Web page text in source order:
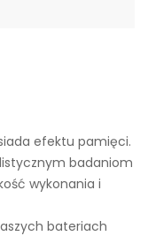
efektu pamięci.
badaniom
wykonania i
bateriach